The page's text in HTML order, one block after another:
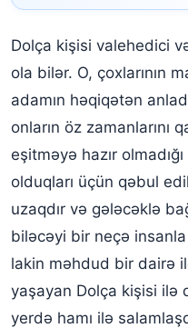
Dolça kişilərinin fiziki
Dolça Kişisinin Digər Bürc
Dolça Kişi Qoç Qadını
Dolça Kişi Buğa Qadını
Dolça Kişi Xərçəng Qadını
Dolça kişisi valehedici
ola bilər. O, çoxlarının
adamın həqiqətən
onların öz zamanlarını
eşitməyə hazır
olduqları üçün qəbul
uzaqdır və gələcəklə
biləcəyi bir neçə insanla
lakin məhdud bir dairə
yaşayan Dolça kişisi ilə
yerdə hamı ilə